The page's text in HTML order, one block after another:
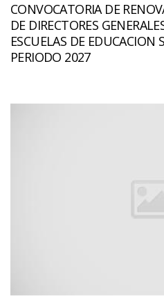
CONVOCATORIA DE
DE DIRECTORES
ESCUELAS DE EDUCACION
PERIODO 2027